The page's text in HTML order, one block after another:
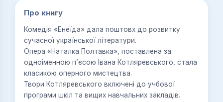
Про книгу
Комедія «Енеїда» дала поштовх до розвитку
сучасної української літератури.
Опера «Наталка Полтавка», поставлена за
одноіменною п’єсою Івана Котляревського, стала
класикою оперного мистецтва.
Твори Котляревського включені до учбової
програми шкіл та вищих навчальних закладів.